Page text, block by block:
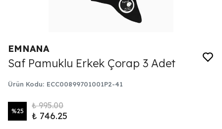
EMNANA
Saf Pamuklu Erkek Çorap 3 Adet
Ürün Kodu: ECC00899701001P2-41
%25
₺ 995.00
₺ 746.25